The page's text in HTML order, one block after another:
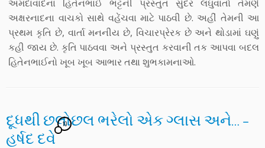
અમદાવાદના હિતેનભાઈ ભટ્ટની પ્રસ્તુત સુંદર લઘુવાર્તા તેમણે
અક્ષરનાદના વાચકો સાથે વહેંચવા માટે પાઠવી છે. અહીં તેમની આ
પ્રથમ કૃતિ છે, વાર્તા મનનીય છે, વિચારપ્રેરક છે અને થોડામાં ઘણું
કહી જાય છે. કૃતિ પાઠવવા અને પ્રસ્તુત કરવાની તક આપવા બદલ
હિતેનભાઈનો ખૂબ ખૂબ આભાર તથા શુભકામનાઓ.
દૂધથી છલોછલ ભરેલો એક ગ્લાસ અને… –
હર્ષદ દવે
10